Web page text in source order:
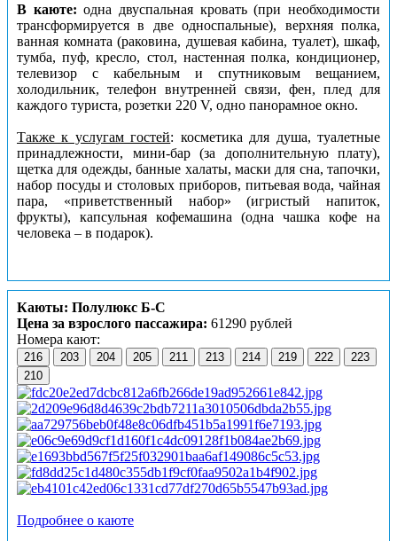
В каюте: одна двуспальная кровать (при необходимости
трансформируется в две односпальные), верхняя полка,
ванная комната (раковина, душевая кабина, туалет), шкаф,
тумба, пуф, кресло, стол, настенная полка, кондиционер,
телевизор с кабельным и спутниковым вещанием,
холодильник, телефон внутренней связи, фен, плед для
каждого туриста, розетки 220 V, одно панорамное окно.
Также к услугам гостей: косметика для душа, туалетные
принадлежности, мини-бар (за дополнительную плату),
щетка для одежды, банные халаты, маски для сна, тапочки,
набор посуды и столовых приборов, питьевая вода, чайная
пара, «приветственный набор» (игристый напиток,
фрукты), капсульная кофемашина (одна чашка кофе на
человека – в подарок).
Каюты: Полулюкс Б-С
Цена за взрослого пассажира: 61290 рублей
Номера кают:
216 203 204 205 211 213 214 219 222
223
210
Подробнее о каюте